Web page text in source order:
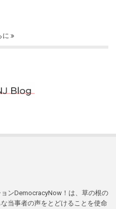
に
ンDemocracyNow！は、草の根の
当事者の声をとどけることを使命